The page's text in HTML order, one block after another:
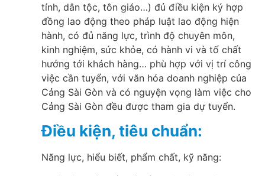
tính, dân tộc, tôn giáo…) đủ điều kiện ký hợp
đồng lao động theo pháp luật lao động hiện
hành, có đủ năng lực, trình độ chuyên môn,
kinh nghiệm, sức khỏe, có hành vi và tố chất
hướng tới khách hàng… phù hợp với vị trí công
việc cần tuyển, với văn hóa doanh nghiệp của
Cảng Sài Gòn và có nguyện vọng làm việc cho
Cảng Sài Gòn đều được tham gia dự tuyển.
Điều kiện, tiêu chuẩn:
Năng lực, hiểu biết, phẩm chất, kỹ năng: